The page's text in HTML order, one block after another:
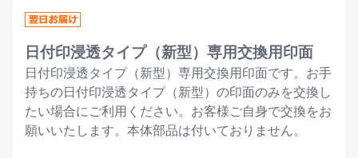
日付印浸透タイプ（新型）専用交換用印面
日付印浸透タイプ（新型）専用交換用印面です。お手
持ちの日付印浸透タイプ（新型）の印面のみを交換し
たい場合にご利用ください。お客様ご自身で交換をお
願いいたします。本体部品は付いておりません。